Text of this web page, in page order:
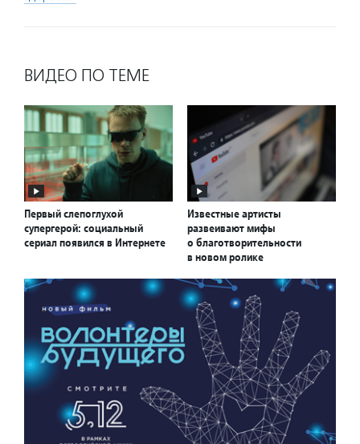
ВИДЕО ПО ТЕМЕ
Первый слепоглухой
супергерой: социальный
сериал появился в Интернете
Известные артисты
развеивают мифы
о благотворительности
в новом ролике